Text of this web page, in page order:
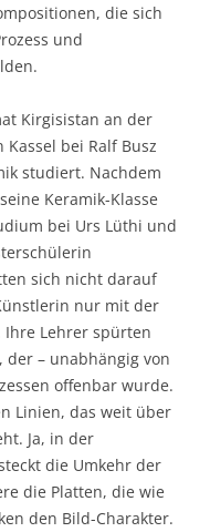
die sich
und
Kirgisistan an der
bei Ralf Busz
studiert. Nachdem
Keramik-Klasse
bei Urs Lüthi und
sich nicht darauf
nur mit der
Ihre Lehrer spürten
– unabhängig von
offenbar wurde.
Linien, das weit über
Ja, in der
die Umkehr der
die Platten, die wie
den Bild-Charakter.